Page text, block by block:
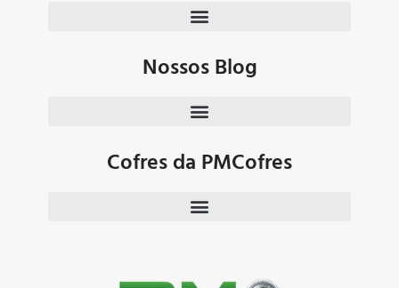
Nossos Blog
Cofres da PMCofres